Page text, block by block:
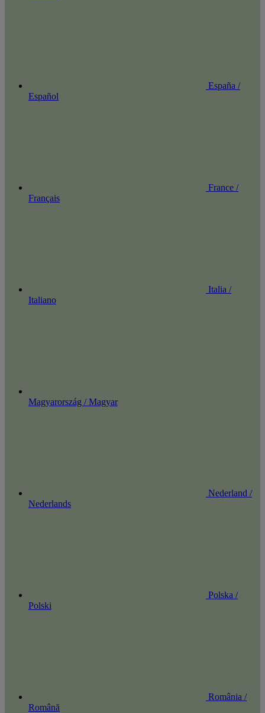
España /
Español
France /
Français
Italia /
Italiano
Magyarország / Magyar
Nederland /
Nederlands
Polska /
Polski
România /
Română